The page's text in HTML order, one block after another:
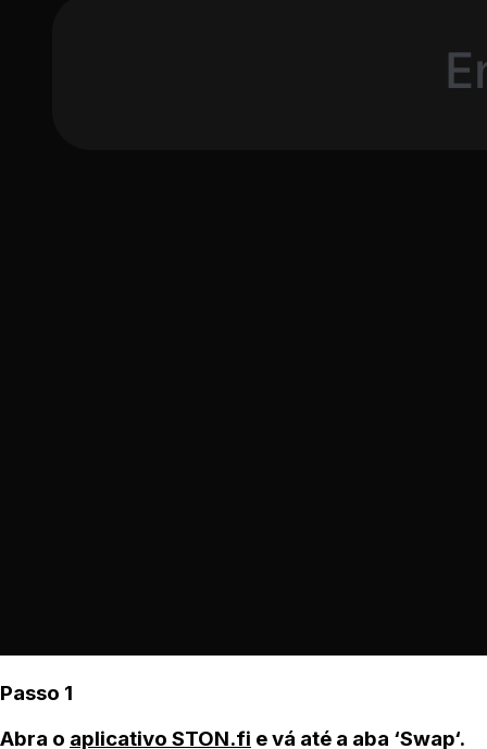
Passo 1
Abra o aplicativo STON.fi e vá até a aba ‘Swap‘.